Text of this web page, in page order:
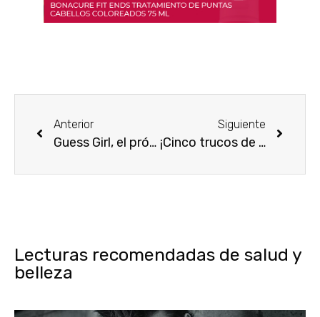
Anterior
Guess Girl, el próximo lanzamiento de Guess será en Febrero 2013
Siguiente
¡Cinco trucos de belleza express!
Lecturas recomendadas de salud y
belleza